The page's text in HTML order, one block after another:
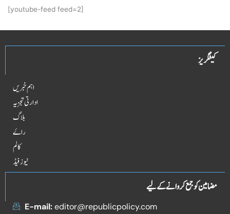
[youtube-feed feed=2]
کیٹگریز
اہم خبریں
ادارتی تجزیہ
بلاگ
راۓ
کالم
نیوز فیڈ
مضامین کو جمع کروانے کے لیے
E-mail:editor@republicpolicy.com